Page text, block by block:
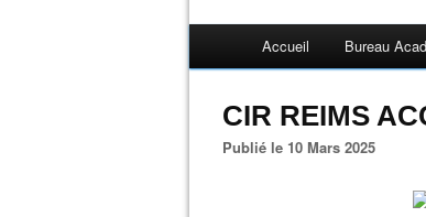
Accueil Bureau
CIR REIMS
Publié le 10 Mars 2025